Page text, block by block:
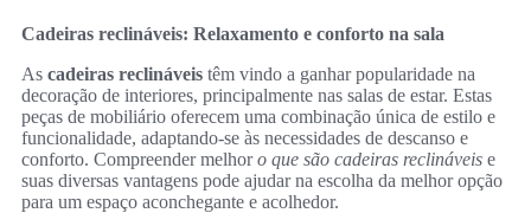
Cadeiras reclináveis: Relaxamento e conforto na sala
As cadeiras reclináveis têm vindo a ganhar popularidade na
decoração de interiores, principalmente nas salas de estar. Estas
peças de mobiliário oferecem uma combinação única de estilo e
funcionalidade, adaptando-se às necessidades de descanso e
conforto. Compreender melhoro que são cadeiras reclináveis e
suas diversas vantagens pode ajudar na escolha da melhor opção
para um espaço aconchegante e acolhedor.